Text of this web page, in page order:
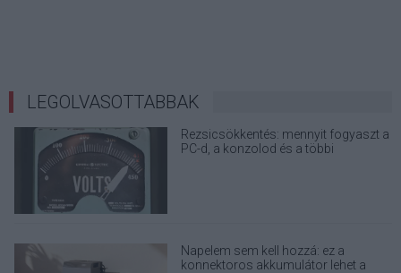
LEGOLVASOTTABBAK
Rezsicsökkentés: mennyit fogyaszt a
PC-d, a konzolod és a többi
Napelem sem kell hozzá: ez a
konnektoros akkumulátor lehet a